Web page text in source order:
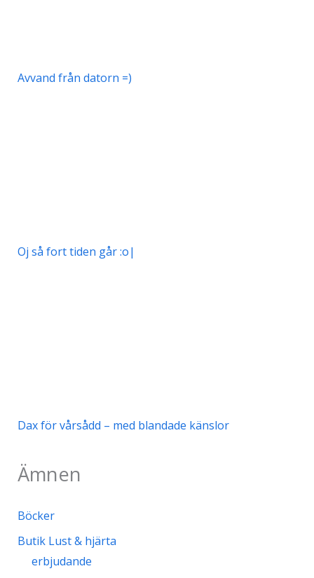
Avvand från datorn =)
Oj så fort tiden går :o|
Dax för vårsådd – med blandade känslor
Ämnen
Böcker
Butik Lust & hjärta
erbjudande